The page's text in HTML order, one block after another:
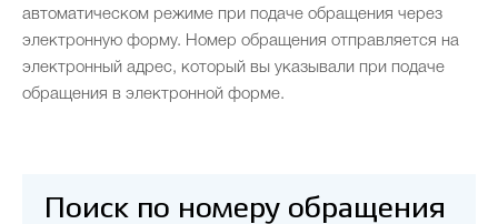
автоматическом режиме при подаче обращения через
электронную форму. Номер обращения отправляется на
электронный адрес, который вы указывали при подаче
обращения в электронной форме.
Поиск по номеру обращения
Дополнительные сведения Новости